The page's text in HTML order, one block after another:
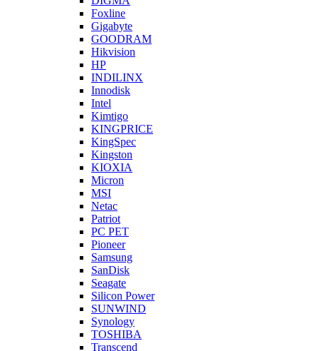
Foxline
Gigabyte
GOODRAM
Hikvision
HP
INDILINX
Innodisk
Intel
Kimtigo
KINGPRICE
KingSpec
Kingston
KIOXIA
Micron
MSI
Netac
Patriot
PC PET
Pioneer
Samsung
SanDisk
Seagate
Silicon Power
SUNWIND
Synology
TOSHIBA
Transcend